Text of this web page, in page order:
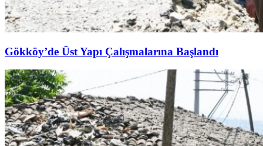
Gökköy’de Üst Yapı Çalışmalarına Başlandı